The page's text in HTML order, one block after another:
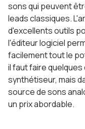
sons qui peuvent
leads classiques.
d'excellents outils
l'éditeur logiciel
facilement tout le
il faut faire
synthétiseur, mais
source de sons
un prix abordable.